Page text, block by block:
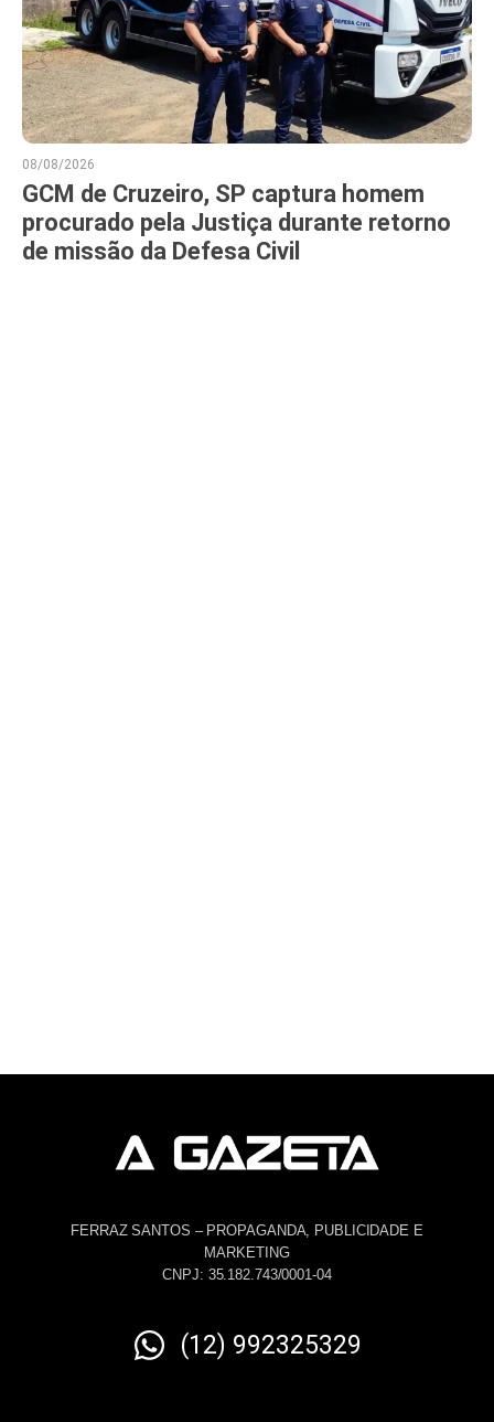
08/08/2026
GCM de Cruzeiro, SP captura homem
procurado pela Justiça durante retorno
de missão da Defesa Civil
FERRAZ SANTOS – PROPAGANDA, PUBLICIDADE E
MARKETING
CNPJ: 35.182.743/0001-04
(12) 992325329